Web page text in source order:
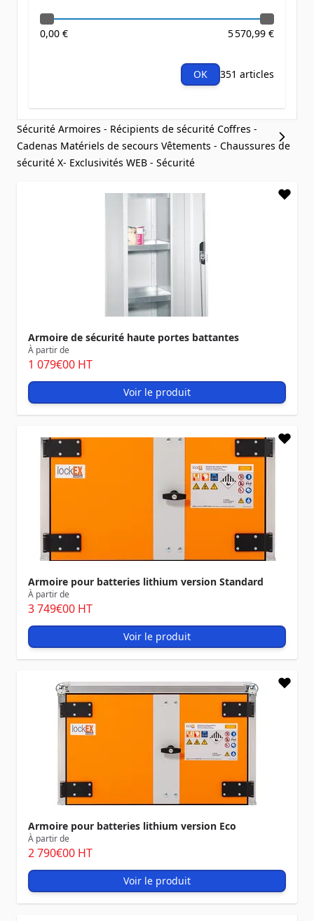
0,00 € 5 570,99 €
OK 351 articles
Sécurité Armoires - Récipients de sécurité Coffres -
Cadenas Matériels de secours Vêtements - Chaussures de
sécurité X- Exclusivités WEB - Sécurité
Armoire de sécurité haute portes battantes
À partir de
1 079€00 HT
Voir le produit
Armoire pour batteries lithium version Standard
À partir de
3 749€00 HT
Voir le produit
Armoire pour batteries lithium version Eco
À partir de
2 790€00 HT
Voir le produit